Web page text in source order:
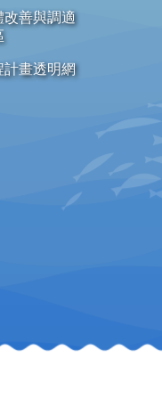
改善與調適
計畫透明網